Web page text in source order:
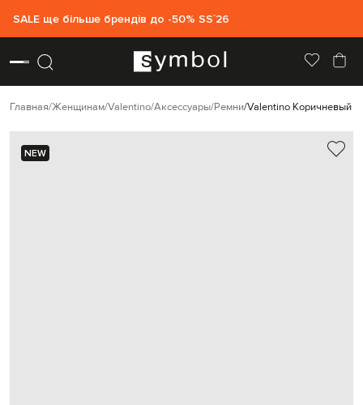
SALE ще більше брендів до -50% SS`26
Главная Женщинам Valentino Аксессуары Ремни Valentino Коричневый
NEW